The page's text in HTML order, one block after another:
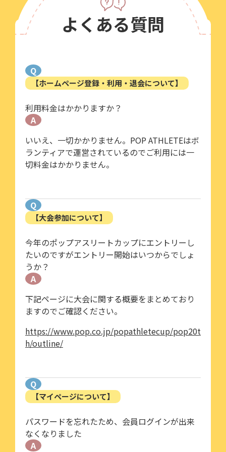
よくある質問
Q
【ホームページ登録・利用・退会について】
利用料金はかかりますか？
A
いいえ、一切かかりません。POP ATHLETEはボ
ランティアで運営されているのでご利用には一
切料金はかかりません。
Q
【大会参加について】
今年のポップアスリートカップにエントリーし
たいのですがエントリー開始はいつからでしょ
うか？
A
下記ページに大会に関する概要をまとめており
ますのでご確認ください。
https://www.pop.co.jp/popathletecup/pop20t
h/outline/
Q
【マイページについて】
パスワードを忘れたため、会員ログインが出来
なくなりました
A